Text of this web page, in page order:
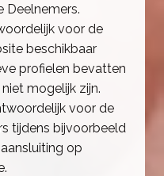
Deelnemers.
voor de
beschikbaar
profielen bevatten
mogelijk zijn.
voor de
tijdens bijvoorbeeld
op